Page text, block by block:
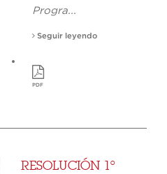
Progra...
Seguir leyendo
PDF
RESOLUCIÓN 1º